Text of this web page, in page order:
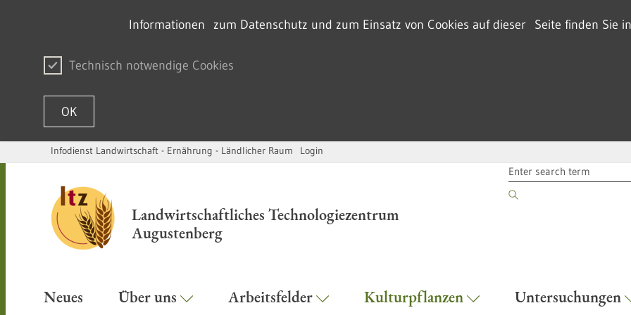
Informationen zum Datenschutz und zum Einsatz von Cookies auf dieser Seite finden Sie
Technisch notwendige Cookies
OK
Skip to content
Infodienst Landwirtschaft - Ernährung - Ländlicher Raum Login
Landwirtschaftliches Technologiezentrum
Augustenberg
SEARCH TERM
Neues Über uns Arbeitsfelder Kulturpflanzen Untersuchungen